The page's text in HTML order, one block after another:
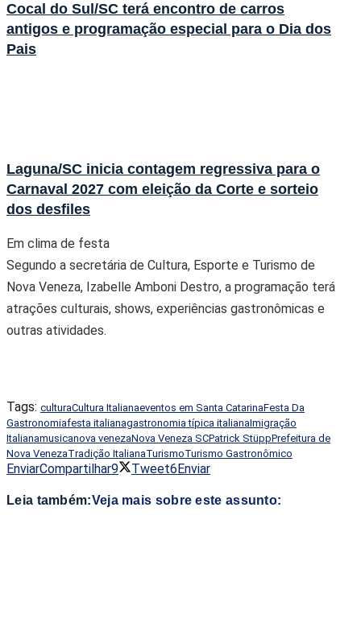
Cocal do Sul/SC terá encontro de carros
antigos e programação especial para o Dia dos
Pais
Laguna/SC inicia contagem regressiva para o
Carnaval 2027 com eleição da Corte e sorteio
dos desfiles
Em clima de festa
Segundo a secretária de Cultura, Esporte e Turismo de
Nova Veneza, Izabelle Amboni Destro, a programação terá
atrações culturais, shows, experiências gastronômicas e
outras atividades.
Tags: culturaCultura Italianaeventos em Santa CatarinaFesta Da
Gastronomiafesta italianagastronomia típica italianaImigração
Italianamusicanova venezaNova Veneza SCPatrick StüppPrefeitura de
Nova VenezaTradição ItalianaTurismoTurismo Gastronômico
EnviarCompartilhar9 Tweet6Enviar
Leia também:Veja mais sobre este assunto: